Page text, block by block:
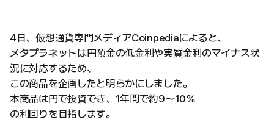
4日、仮想通貨専門メディアCoinpediaによると、
メタプラネットは円預金の低金利や実質金利のマイナス状
況に対応するため、
この商品を企画したと明らかにしました。
本商品は円で投資でき、1年間で約9～10％
の利回りを目指します。